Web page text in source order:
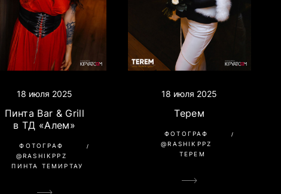
18 июля 2025
Пинта Bar & Grill
в ТД «Алем»
ФОТОГРАФ
@RASHIKPPZ
ПИНТА ТЕМИРТАУ
18 июля 2025
Терем
ФОТОГРАФ
@RASHIKPPZ
ТЕРЕМ